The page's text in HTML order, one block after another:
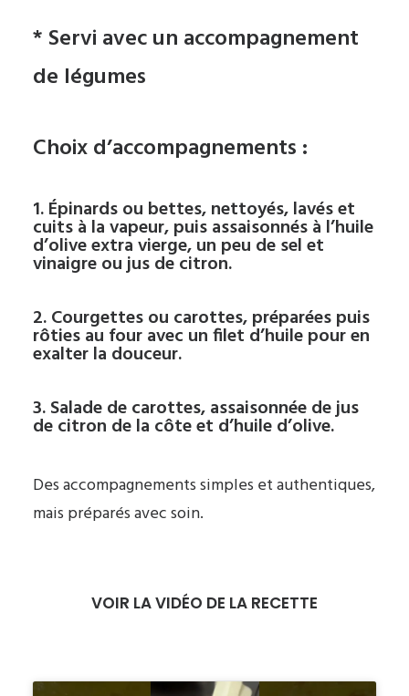
* Servi avec un accompagnement
de légumes
Choix d’accompagnements :
1. Épinards ou bettes, nettoyés, lavés et
cuits à la vapeur, puis assaisonnés à l’huile
d’olive extra vierge, un peu de sel et
vinaigre ou jus de citron.
2. Courgettes ou carottes, préparées puis
rôties au four avec un filet d’huile pour en
exalter la douceur.
3. Salade de carottes, assaisonnée de jus
de citron de la côte et d’huile d’olive.
Des accompagnements simples et authentiques,
mais préparés avec soin.
VOIR LA VIDÉO DE LA RECETTE